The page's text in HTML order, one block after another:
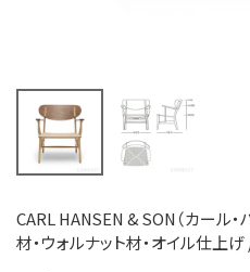
CARL HANSEN & SON（カール・
材・ウォルナット材・オイル仕上